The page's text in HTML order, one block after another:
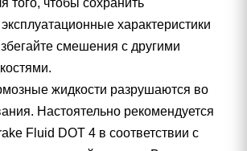
того, чтобы сохранить
характеристики
смешения с другими
жидкости разрушаются во
Настоятельно рекомендуется
Fluid DOT 4 в соответствии с